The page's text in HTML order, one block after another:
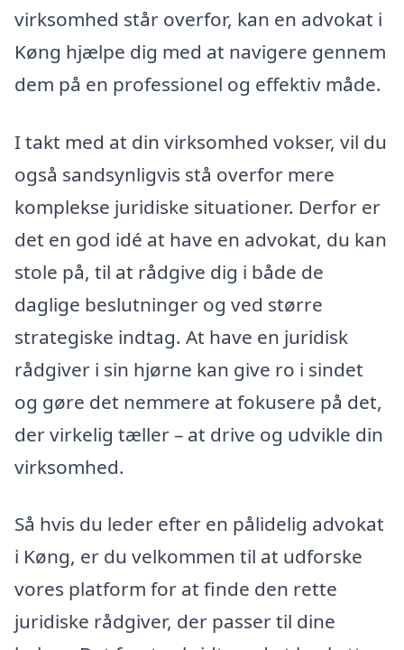
virksomhed står overfor, kan en advokat i
Køng hjælpe dig med at navigere gennem
dem på en professionel og effektiv måde.
I takt med at din virksomhed vokser, vil du
også sandsynligvis stå overfor mere
komplekse juridiske situationer. Derfor er
det en god idé at have en advokat, du kan
stole på, til at rådgive dig i både de
daglige beslutninger og ved større
strategiske indtag. At have en juridisk
rådgiver i sin hjørne kan give ro i sindet
og gøre det nemmere at fokusere på det,
der virkelig tæller – at drive og udvikle din
virksomhed.
Så hvis du leder efter en pålidelig advokat
i Køng, er du velkommen til at udforske
vores platform for at finde den rette
juridiske rådgiver, der passer til dine